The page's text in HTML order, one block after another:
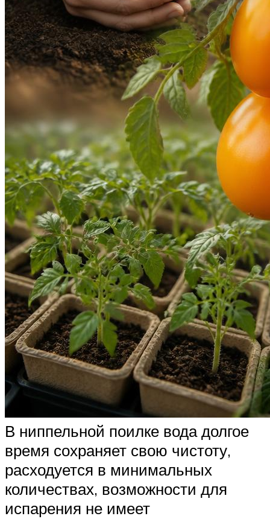
В ниппельной поилке вода долгое
время сохраняет свою чистоту,
расходуется в минимальных
количествах, возможности для
испарения не имеет